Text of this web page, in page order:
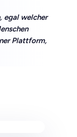
egal welcher
Plattform,